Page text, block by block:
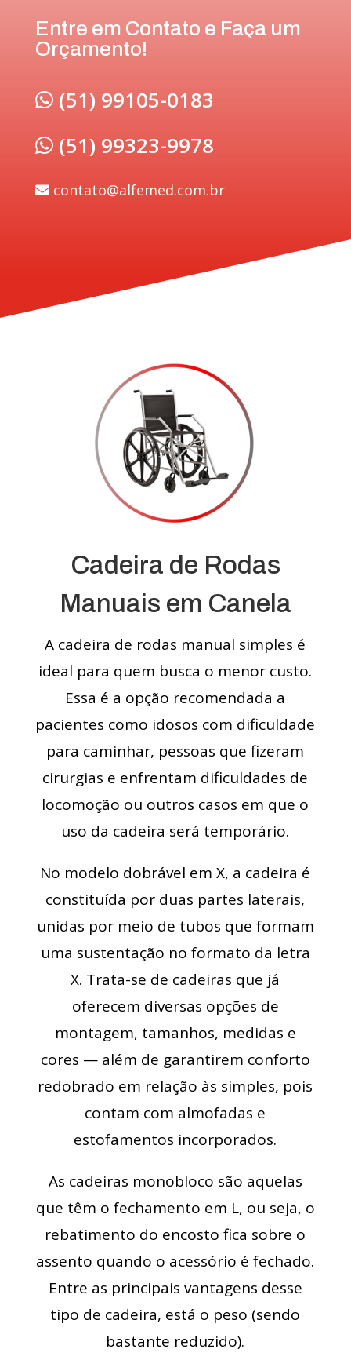
Entre em Contato e Faça um
Orçamento!
(51) 99105-0183
(51) 99323-9978
contato@alfemed.com.br
Cadeira de Rodas
Manuais em Canela
A cadeira de rodas manual simples é
ideal para quem busca o menor custo.
Essa é a opção recomendada a
pacientes como idosos com dificuldade
para caminhar, pessoas que fizeram
cirurgias e enfrentam dificuldades de
locomoção ou outros casos em que o
uso da cadeira será temporário.
No modelo dobrável em X, a cadeira é
constituída por duas partes laterais,
unidas por meio de tubos que formam
uma sustentação no formato da letra
X. Trata-se de cadeiras que já
oferecem diversas opções de
montagem, tamanhos, medidas e
cores — além de garantirem conforto
redobrado em relação às simples, pois
contam com almofadas e
estofamentos incorporados.
As cadeiras monobloco são aquelas
que têm o fechamento em L, ou seja, o
rebatimento do encosto fica sobre o
assento quando o acessório é fechado.
Entre as principais vantagens desse
tipo de cadeira, está o peso (sendo
bastante reduzido).